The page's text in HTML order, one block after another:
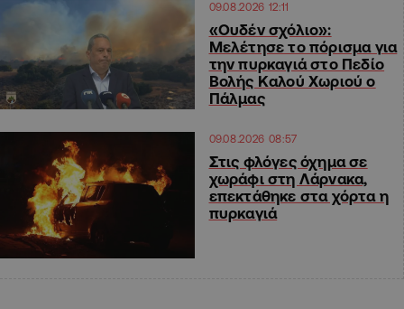
09.08.2026 12:11
«Ουδέν σχόλιο»:
Μελέτησε το πόρισμα για
την πυρκαγιά στο Πεδίο
Βολής Καλού Χωριού ο
Πάλμας
09.08.2026 08:57
Στις φλόγες όχημα σε
χωράφι στη Λάρνακα,
επεκτάθηκε στα χόρτα η
πυρκαγιά